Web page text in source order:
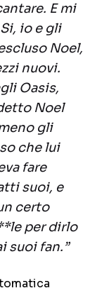
E mi
io e gli
Noel,
nuovi.
Oasis,
Noel
gli
che lui
fare
suoi, e
certo
per dirlo
suoi fan.”